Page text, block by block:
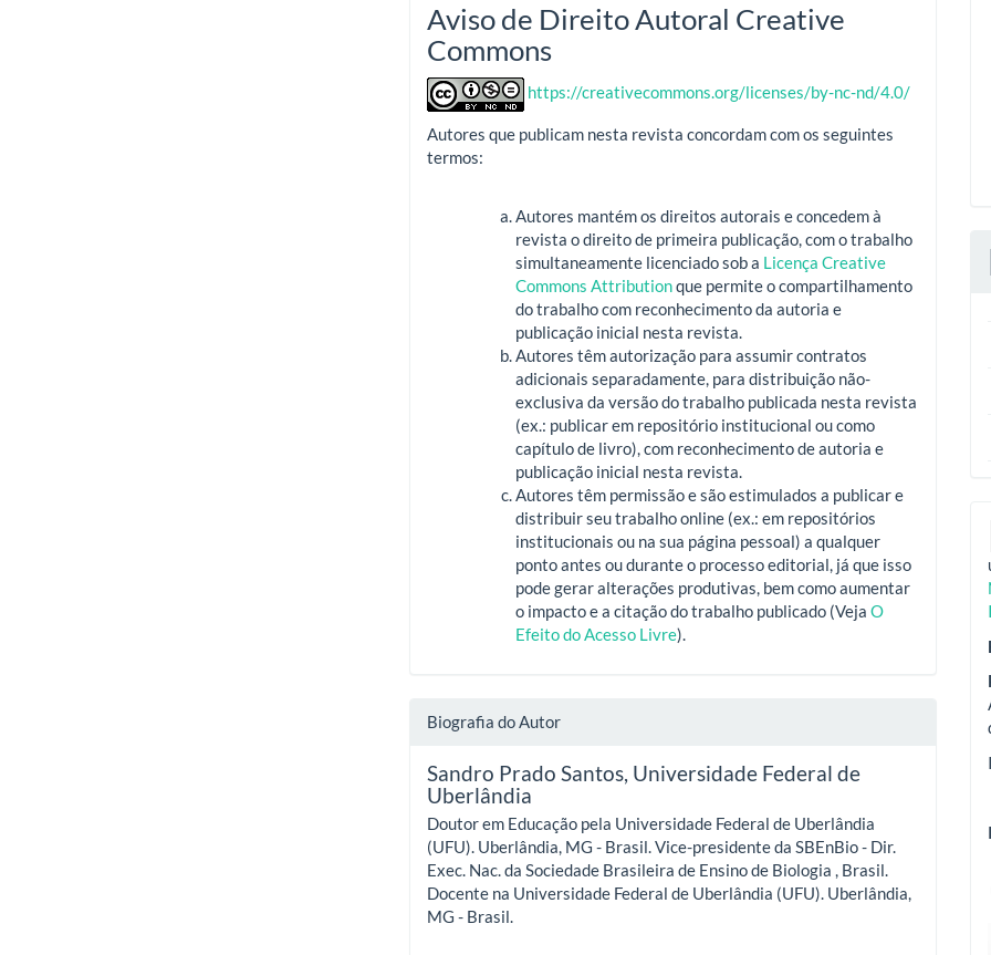
Aviso de Direito Autoral Creative
Commons
https://creativecommons.org/licenses/by-nc-nd/4.0/
Autores que publicam nesta revista concordam com os seguintes
termos:
Autores mantém os direitos autorais e concedem à
revista o direito de primeira publicação, com o trabalho
simultaneamente licenciado sob a Licença Creative
Commons Attributionque permite o compartilhamento
do trabalho com reconhecimento da autoria e
publicação inicial nesta revista.
Autores têm autorização para assumir contratos
adicionais separadamente, para distribuição não-
exclusiva da versão do trabalho publicada nesta revista
(ex.: publicar em repositório institucional ou como
capítulo de livro), com reconhecimento de autoria e
publicação inicial nesta revista.
Autores têm permissão e são estimulados a publicar e
distribuir seu trabalho online (ex.: em repositórios
institucionais ou na sua página pessoal) a qualquer
ponto antes ou durante o processo editorial, já que isso
pode gerar alterações produtivas, bem como aumentar
o impacto e a citação do trabalho publicado (VejaO
Efeito do Acesso Livre).
Biografia do Autor
Sandro Prado Santos, Universidade Federal de
Uberlândia
Doutor em Educação pela Universidade Federal de Uberlândia
(UFU). Uberlândia, MG - Brasil. Vice-presidente da SBEnBio - Dir.
Exec. Nac. da Sociedade Brasileira de Ensino de Biologia , Brasil.
Docente na Universidade Federal de Uberlândia (UFU). Uberlândia,
MG - Brasil.